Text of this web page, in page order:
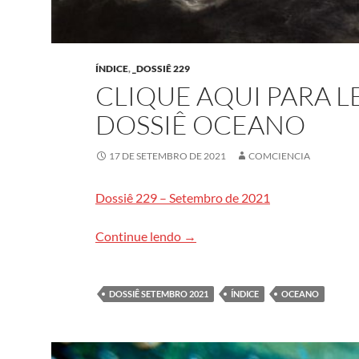
ÍNDICE, _DOSSIÊ 229
CLIQUE AQUI PARA
DOSSIÊ OCEANO
17 DE SETEMBRO DE 2021 COMCIENCIA
Dossiê 229 – Setembro de 2021
Continue lendo Clique aqui para ler todo
→
DOSSIÊ SETEMBRO 2021 ÍNDICE OCEANO